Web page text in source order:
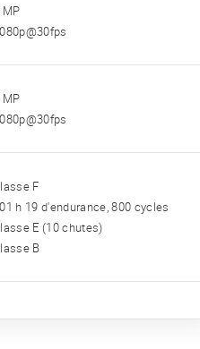
MP
MP
F
h 19 d'endurance, 800 cycles
E (10 chutes)
B